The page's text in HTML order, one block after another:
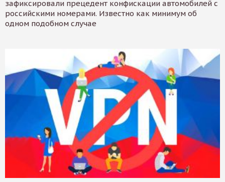
зафиксировали прецедент конфискации автомобилей с
российскими номерами. Известно как минимум об
одном подобном случае